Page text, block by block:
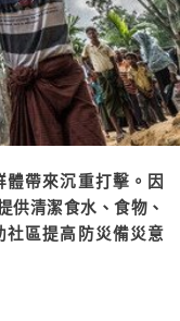
帶來沉重打擊。因
供清潔食水、食物、
社區提高防災備災意